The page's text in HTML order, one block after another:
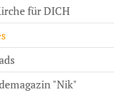
für DICH
"Nik"